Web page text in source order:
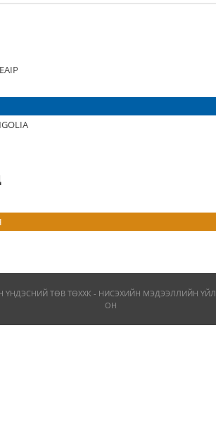
ҮНДЭСНИЙ ТӨВ ТӨХХК - НИСЭХИЙН МЭДЭЭЛЛИЙН
ОН